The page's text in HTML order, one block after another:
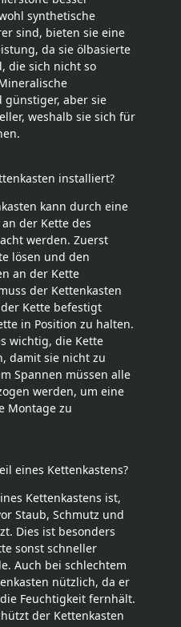
synthetische
sind, bieten sie eine
da sie ölbasierte
die sich nicht so
günstiger, aber sie
weshalb sie sich für
installiert?
kann durch eine
der Kette des
werden. Zuerst
lösen und den
an der Kette
der Kettenkasten
Kette befestigt
in Position zu halten.
wichtig, die Kette
damit sie nicht zu
Spannen müssen alle
werden, um eine
Montage zu
eines Kettenkastens?
Kettenkastens ist,
Staub, Schmutz und
Dies ist besonders
sonst schneller
Auch bei schlechtem
nützlich, da er
Feuchtigkeit fernhält.
der Kettenkasten